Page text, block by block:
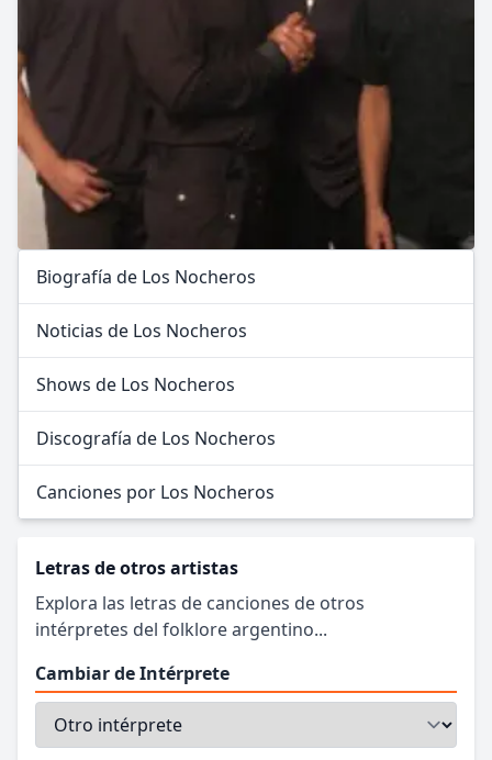
Biografía de Los Nocheros
Noticias de Los Nocheros
Shows de Los Nocheros
Discografía de Los Nocheros
Canciones por Los Nocheros
Letras de otros artistas
Explora las letras de canciones de otros
intérpretes del folklore argentino...
Cambiar de Intérprete